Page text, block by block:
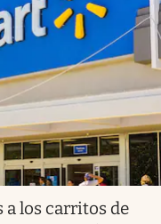
a los carritos de